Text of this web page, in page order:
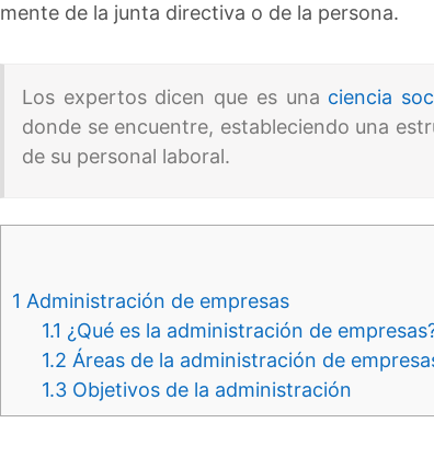
mente de la junta directiva o de la persona.
Los expertos dicen que es una ciencia
donde se encuentre, estableciendo una
de su personal laboral.
1 Administración de empresas
1.1 ¿Qué es la administración de
1.2 Áreas de la administración de
1.3 Objetivos de la administración